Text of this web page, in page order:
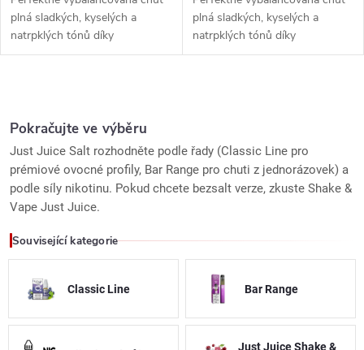
plná sladkých, kyselých a
natrpklých tónů díky
melounovému základu
plná sladkých, kyselých a
natrpklých tónů díky
melounovému základu
v
l
á
d
a
í
Pokračujte ve výběru
Just Juice Salt rozhodněte podle řady (Classic Line pro
prémiové ovocné profily, Bar Range pro chuti z jednorázovek) a
podle síly nikotinu. Pokud chcete bezsalt verze, zkuste Shake &
Vape Just Juice.
Související kategorie
Classic Line Bar Range
Just Juice Shake &